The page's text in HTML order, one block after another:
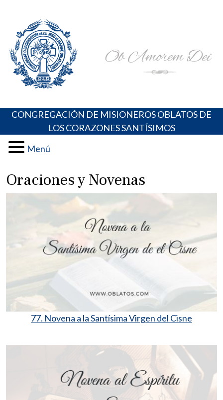
content
Portal de los Padres Oblatos. Advocaciones Marianas,
Oraciones, Música religiosa y más
CONGREGACIÓN DE MISIONEROS OBLATOS DE
LOS CORAZONES SANTÍSIMOS
Menú
Oraciones y Novenas
77. Novena a la Santísima Virgen del Cisne